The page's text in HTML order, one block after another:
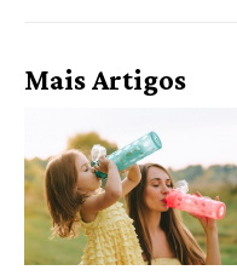
Mais Artigos